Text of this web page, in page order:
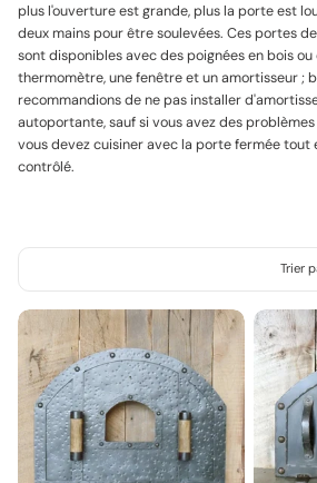
plus l'ouverture est grande, plus la porte est
deux mains pour être soulevées. Ces portes
sont disponibles avec des poignées en bois ou
thermomètre, une fenêtre et un amortisseur ;
recommandions de ne pas installer
autoportante, sauf si vous avez des
vous devez cuisiner avec la porte fermée tout
contrôlé.
Trier